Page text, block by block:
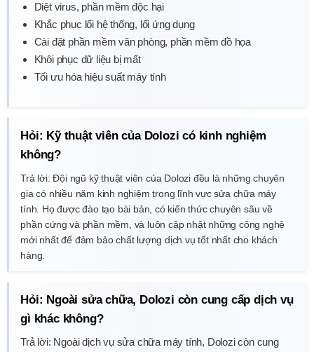
Diệt virus, phần mềm độc hại
Khắc phục lổi hệ thống, lổi ứng dụng
Cài đặt phần mềm văn phòng, phần mềm đồ họa
Khôi phục dữ liệu bị mất
Tối ưu hóa hiệu suất máy tính
Hỏi: Kỹ thuật viên của Dolozi có kinh nghiệm
không?
Trả lời: Đội ngũ kỹ thuật viên của Dolozi đều là những chuyên
gia có nhiều năm kinh nghiệm trong lĩnh vực sửa chữa máy
tính. Họ được đào tạo bài bản, có kiến thức chuyên sâu về
phần cứng và phần mềm, và luôn cập nhật những công nghệ
mới nhất để đảm bảo chất lượng dịch vụ tốt nhất cho khách
hàng.
Hỏi: Ngoài sửa chữa, Dolozi còn cung cấp dịch vụ
gì khác không?
Trả lời: Ngoài dịch vụ sửa chữa máy tính, Dolozi còn cung